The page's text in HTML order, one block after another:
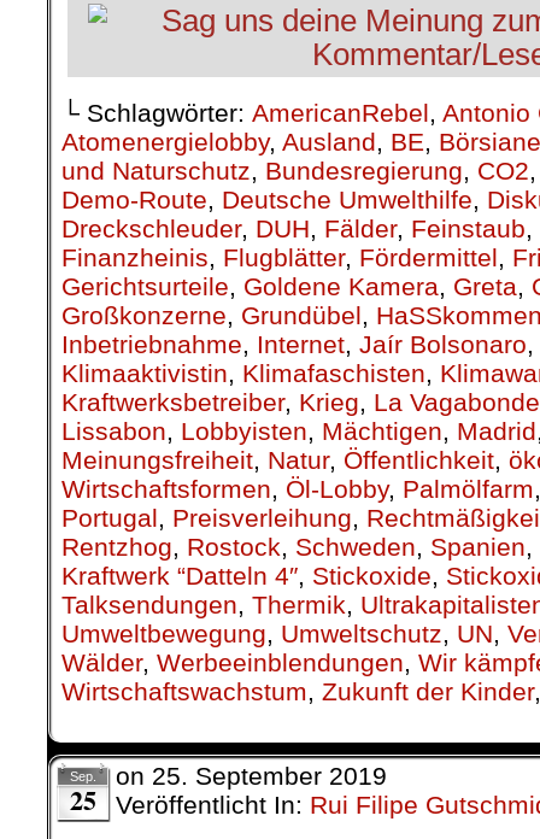
└ Schlagwörter: AmericanRebel, Antonio
Atomenergielobby, Ausland, BE,
und Naturschutz, Bundesregierung, CO2
Demo-Route, Deutsche Umwelthilfe,
Dreckschleuder, DUH, Fälder, Feinstaub,
Finanzheinis, Flugblätter, Fördermittel,
Gerichtsurteile, Goldene Kamera, Greta,
Großkonzerne, Grundübel,
Inbetriebnahme, Internet, Jaír Bolsonaro,
Klimaaktivistin, Klimafaschisten,
Kraftwerksbetreiber, Krieg, La Vagabonde
Lissabon, Lobbyisten, Mächtigen, Madrid
Meinungsfreiheit, Natur, Öffentlichkeit,
Wirtschaftsformen, Öl-Lobby, Palmölfarm
Portugal, Preisverleihung,
Rentzhog, Rostock, Schweden, Spanien,
Kraftwerk “Datteln 4″, Stickoxide,
Talksendungen, Thermik,
Umweltbewegung, Umweltschutz, UN,
Wälder, Werbeeinblendungen, Wir
Wirtschaftswachstum, Zukunft der Kinder
Sep.
25
on 25. September 2019
Veröffentlicht In: Rui Filipe